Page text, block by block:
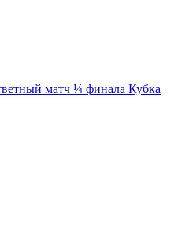
матч ¼ финала Кубка